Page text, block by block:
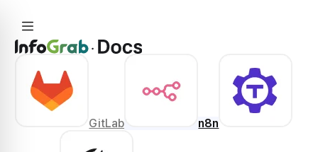
GitLab n8n